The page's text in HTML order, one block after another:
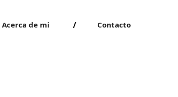
Acerca de mi Contacto